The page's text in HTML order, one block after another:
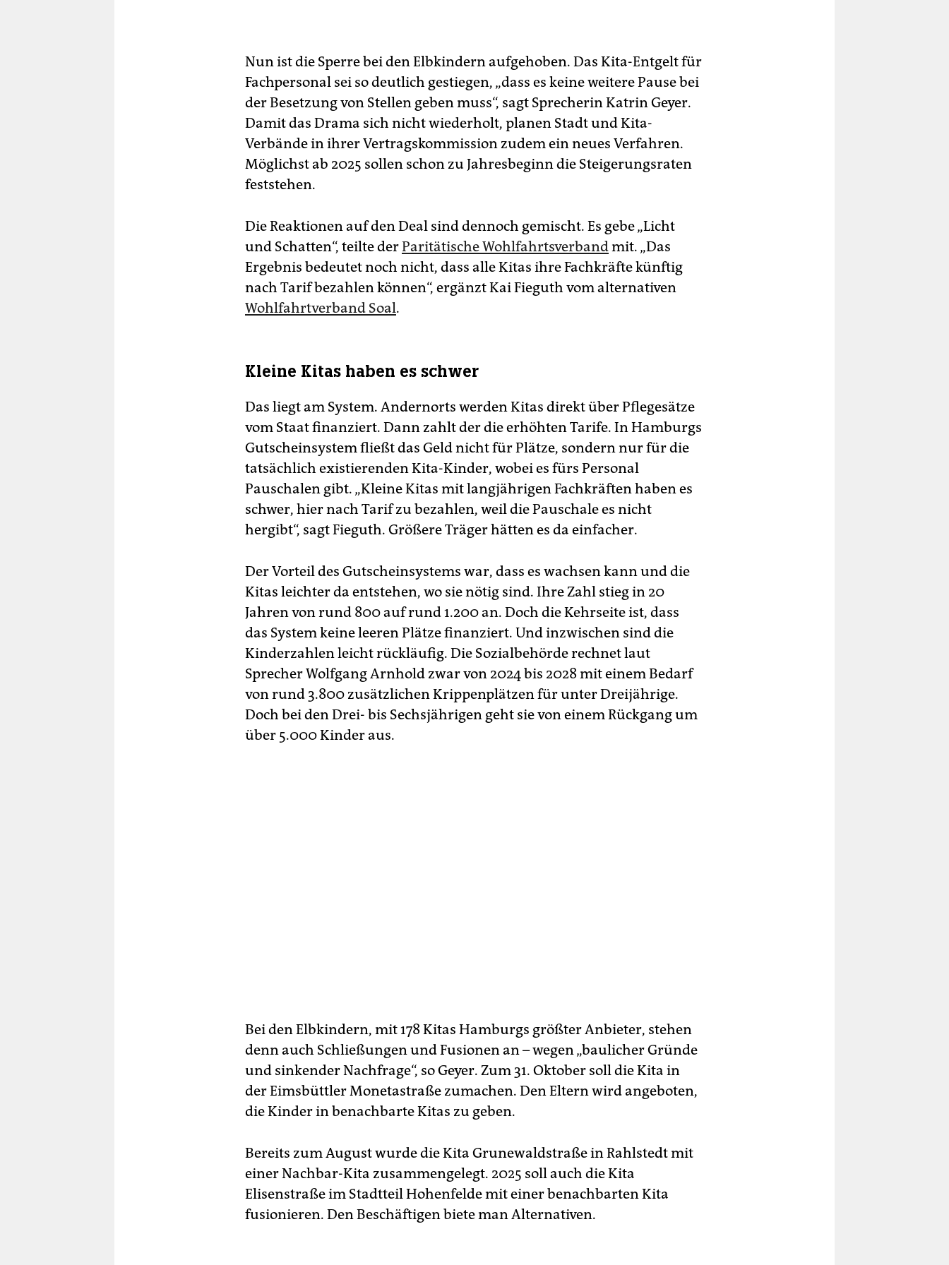
Nun ist die Sperre bei den Elbkindern aufgehoben. Das Kita-Entgelt für
Fachpersonal sei so deutlich gestiegen, „dass es keine weitere Pause bei
der Besetzung von Stellen geben muss“, sagt Sprecherin Katrin Geyer.
Damit das Drama sich nicht wiederholt, planen Stadt und Kita-
Verbände in ihrer Vertragskommission zudem ein neues Verfahren.
Möglichst ab 2025 sollen schon zu Jahresbeginn die Steigerungsraten
feststehen.
Die Reaktionen auf den Deal sind dennoch gemischt. Es gebe „Licht
und Schatten“, teilte derParitätische Wohlfahrtsverbandmit. „Das
Ergebnis bedeutet noch nicht, dass alle Kitas ihre Fachkräfte künftig
nach Tarif bezahlen können“, ergänzt Kai Fieguth vom alternativen
Wohlfahrtverband Soal.
Kleine Kitas haben es schwer
Das liegt am System. Andernorts werden Kitas direkt über Pflegesätze
vom Staat finanziert. Dann zahlt der die erhöhten Tarife. In Hamburgs
Gutscheinsystem fließt das Geld nicht für Plätze, sondern nur für die
tatsächlich existierenden Kita-Kinder, wobei es fürs Personal
Pauschalen gibt. „Kleine Kitas mit langjährigen Fachkräften haben es
schwer, hier nach Tarif zu bezahlen, weil die Pauschale es nicht
hergibt“, sagt Fieguth. Größere Träger hätten es da einfacher.
Der Vorteil des Gutscheinsystems war, dass es wachsen kann und die
Kitas leichter da entstehen, wo sie nötig sind. Ihre Zahl stieg in 20
Jahren von rund 800 auf rund 1.200 an. Doch die Kehrseite ist, dass
das System keine leeren Plätze finanziert. Und inzwischen sind die
Kinderzahlen leicht rückläufig. Die Sozialbehörde rechnet laut
Sprecher Wolfgang Arnhold zwar von 2024 bis 2028 mit einem Bedarf
von rund 3.800 zusätzlichen Krippenplätzen für unter Dreijährige.
Doch bei den Drei- bis Sechsjährigen geht sie von einem Rückgang um
über 5.000 Kinder aus.
Bei den Elbkindern, mit 178 Kitas Hamburgs größter Anbieter, stehen
denn auch Schließungen und Fusionen an – wegen „baulicher Gründe
und sinkender Nachfrage“, so Geyer. Zum 31. Oktober soll die Kita in
der Eimsbüttler Monetastraße zumachen. Den Eltern wird angeboten,
die Kinder in benachbarte Kitas zu geben.
Bereits zum August wurde die Kita Grunewaldstraße in Rahl­stedt mit
einer Nachbar-Kita zusammengelegt. 2025 soll auch die Kita
Elisenstraße im Stadtteil Hohenfelde mit einer benachbarten Kita
fusionieren. Den Beschäftigen biete man Alternativen.